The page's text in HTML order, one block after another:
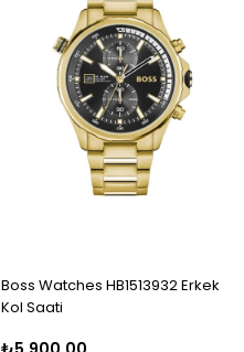
Boss Watches HB1513932 Erkek
Kol Saati